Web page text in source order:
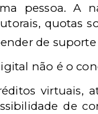
pessoa. A
quotas
de suporte
não é o
virtuais,
de